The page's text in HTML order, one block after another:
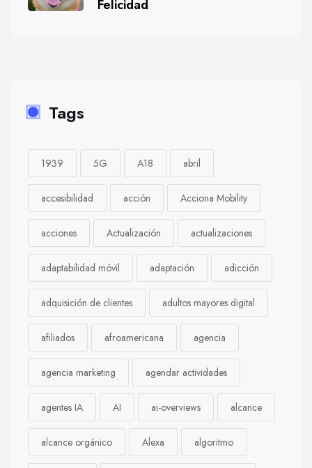
Felicidad
Tags
1939 5G A18 abril
accesibilidad acción Acciona Mobility
acciones Actualización actualizaciones
adaptabilidad móvil adaptación adicción
adquisición de clientes adultos mayores digital
afiliados afroamericana agencia
agencia marketing agendar actividades
agentes IA AI ai-overviews alcance
alcance orgánico Alexa algoritmo